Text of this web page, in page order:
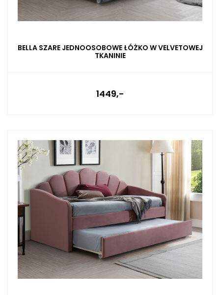
BELLA SZARE JEDNOOSOBOWE ŁÓŻKO W VELVETOWEJ
TKANINIE
1449,-